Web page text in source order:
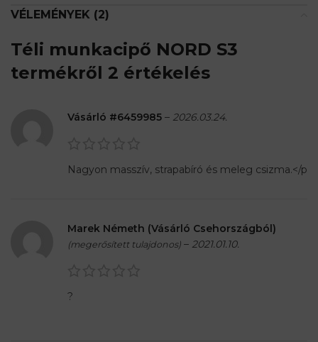
VÉLEMÉNYEK (2)
Téli munkacipő NORD S3
termékről 2 értékelés
Vásárló #6459985 – 2026.03.24.
Nagyon masszív, strapabíró és meleg csizma.</p
Marek Németh (Vásárló Csehországból)
(megerősített tulajdonos) – 2021.01.10.
?